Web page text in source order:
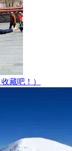
藏吧！）